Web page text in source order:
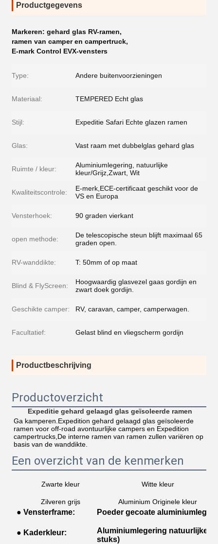
Productgegevens
Markeren: gehard glas RV-ramen,
ramen van camper en campertruck,
E-mark Control EVX-vensters
Type: Andere buitenvoorzieningen
Materiaal: TEMPERED Echt glas
Stijl: Expeditie Safari Echte glazen ramen
Glas: Vast raam met dubbelglas gehard glas
Ruimte / kleur:
Aluminiumlegering, natuurlijke
kleur/Grijz,Zwart, Wit
Kwaliteitscontrole:
E-merk,ECE-certificaat geschikt voor de
VS en Europa
Vensterhoek: 90 graden vierkant
open methode:
De telescopische steun blijft maximaal 65
graden open.
RV-wanddikte: T: 50mm of op maat
Blind & FlyScreen:
Hoogwaardig glasvezel gaas gordijn en
zwart doek gordijn.
Geschikte camper: RV, caravan, camper, camperwagen.
Facultatief: Gelast blind en vliegscherm gordijn
Productbeschrijving
Productoverzicht
Expeditie gehard gelaagd glas geïsoleerde ramen
Ga kamperen. Expedition gehard gelaagd glas geïsoleerde
ramen voor off-road avontuurlijke campers en Expedition
campertrucks, De interne ramen van ramen zullen variëren op
basis van de wanddikte.
Een overzicht van de kenmerken
Zwarte kleur Witte kleur
Zilveren grijs Aluminium Originele kleur
● Vensterframe: Poeder gecoate
● Kaderkleur:
Aluminiumlegering natuurlijke
stuks)